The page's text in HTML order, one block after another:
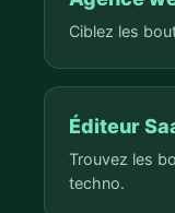
Ciblez les
Éditeur
Trouvez les
techno.